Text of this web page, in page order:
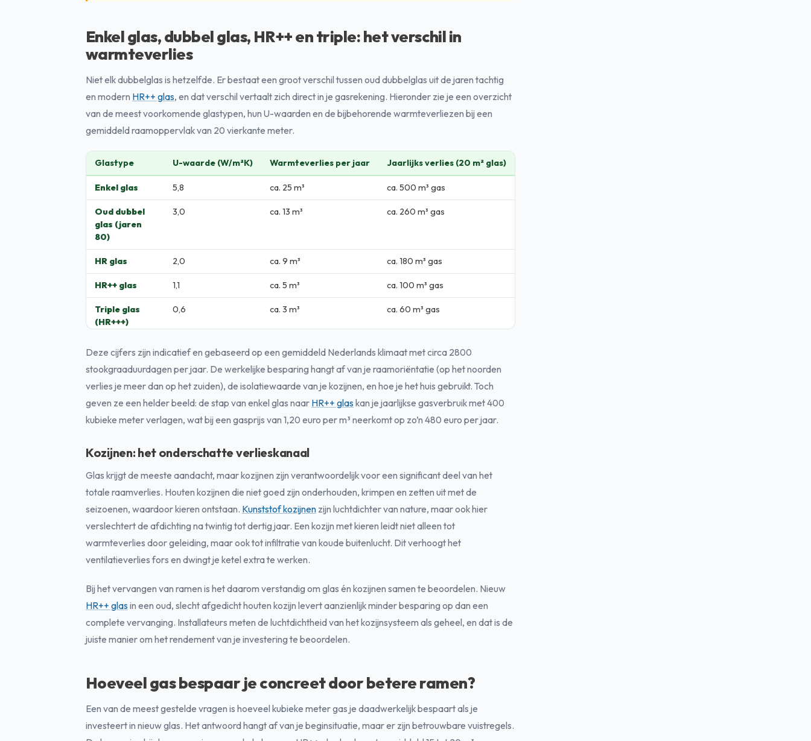
Enkel glas, dubbel glas, HR++ en triple: het verschil in
warmteverlies
Niet elk dubbelglas is hetzelfde. Er bestaat een groot verschil tussen oud dubbelglas uit de jaren tachtig
en modern HR++ glas, en dat verschil vertaalt zich direct in je gasrekening. Hieronder zie je een overzicht
van de meest voorkomende glastypen, hun U-waarden en de bijbehorende warmteverliezen bij een
gemiddeld raamoppervlak van 20 vierkante meter.
Glastype U-waarde (W/m²K) Warmteverlies per jaar Jaarlijks verlies (20 m² glas)
Enkel glas 5,8 ca. 25 m³ ca. 500 m³ gas
Oud dubbel
glas (jaren
80)
3,0 ca. 13 m³ ca. 260 m³ gas
HR glas 2,0 ca. 9 m³ ca. 180 m³ gas
HR++ glas 1,1 ca. 5 m³ ca. 100 m³ gas
Triple glas
(HR+++)
0,6 ca. 3 m³ ca. 60 m³ gas
Deze cijfers zijn indicatief en gebaseerd op een gemiddeld Nederlands klimaat met circa 2800
stookgraaduurdagen per jaar. De werkelijke besparing hangt af van je raamoriëntatie (op het noorden
verlies je meer dan op het zuiden), de isolatiewaarde van je kozijnen, en hoe je het huis gebruikt. Toch
geven ze een helder beeld: de stap van enkel glas naar HR++ glas kan je jaarlijkse gasverbruik met 400
kubieke meter verlagen, wat bij een gasprijs van 1,20 euro per m³ neerkomt op zo’n 480 euro per jaar.
Kozijnen: het onderschatte verlieskanaal
Glas krijgt de meeste aandacht, maar kozijnen zijn verantwoordelijk voor een significant deel van het
totale raamverlies. Houten kozijnen die niet goed zijn onderhouden, krimpen en zetten uit met de
seizoenen, waardoor kieren ontstaan. Kunststof kozijnen zijn luchtdichter van nature, maar ook hier
verslechtert de afdichting na twintig tot dertig jaar. Een kozijn met kieren leidt niet alleen tot
warmteverlies door geleiding, maar ook tot infiltratie van koude buitenlucht. Dit verhoogt het
ventilatieverlies fors en dwingt je ketel extra te werken.
Bij het vervangen van ramen is het daarom verstandig om glas én kozijnen samen te beoordelen. Nieuw
HR++ glas in een oud, slecht afgedicht houten kozijn levert aanzienlijk minder besparing op dan een
complete vervanging. Installateurs meten de luchtdichtheid van het kozijnsysteem als geheel, en dat is de
juiste manier om het rendement van je investering te beoordelen.
Hoeveel gas bespaar je concreet door betere ramen?
Een van de meest gestelde vragen is hoeveel kubieke meter gas je daadwerkelijk bespaart als je
investeert in nieuw glas. Het antwoord hangt af van je beginsituatie, maar er zijn betrouwbare vuistregels.